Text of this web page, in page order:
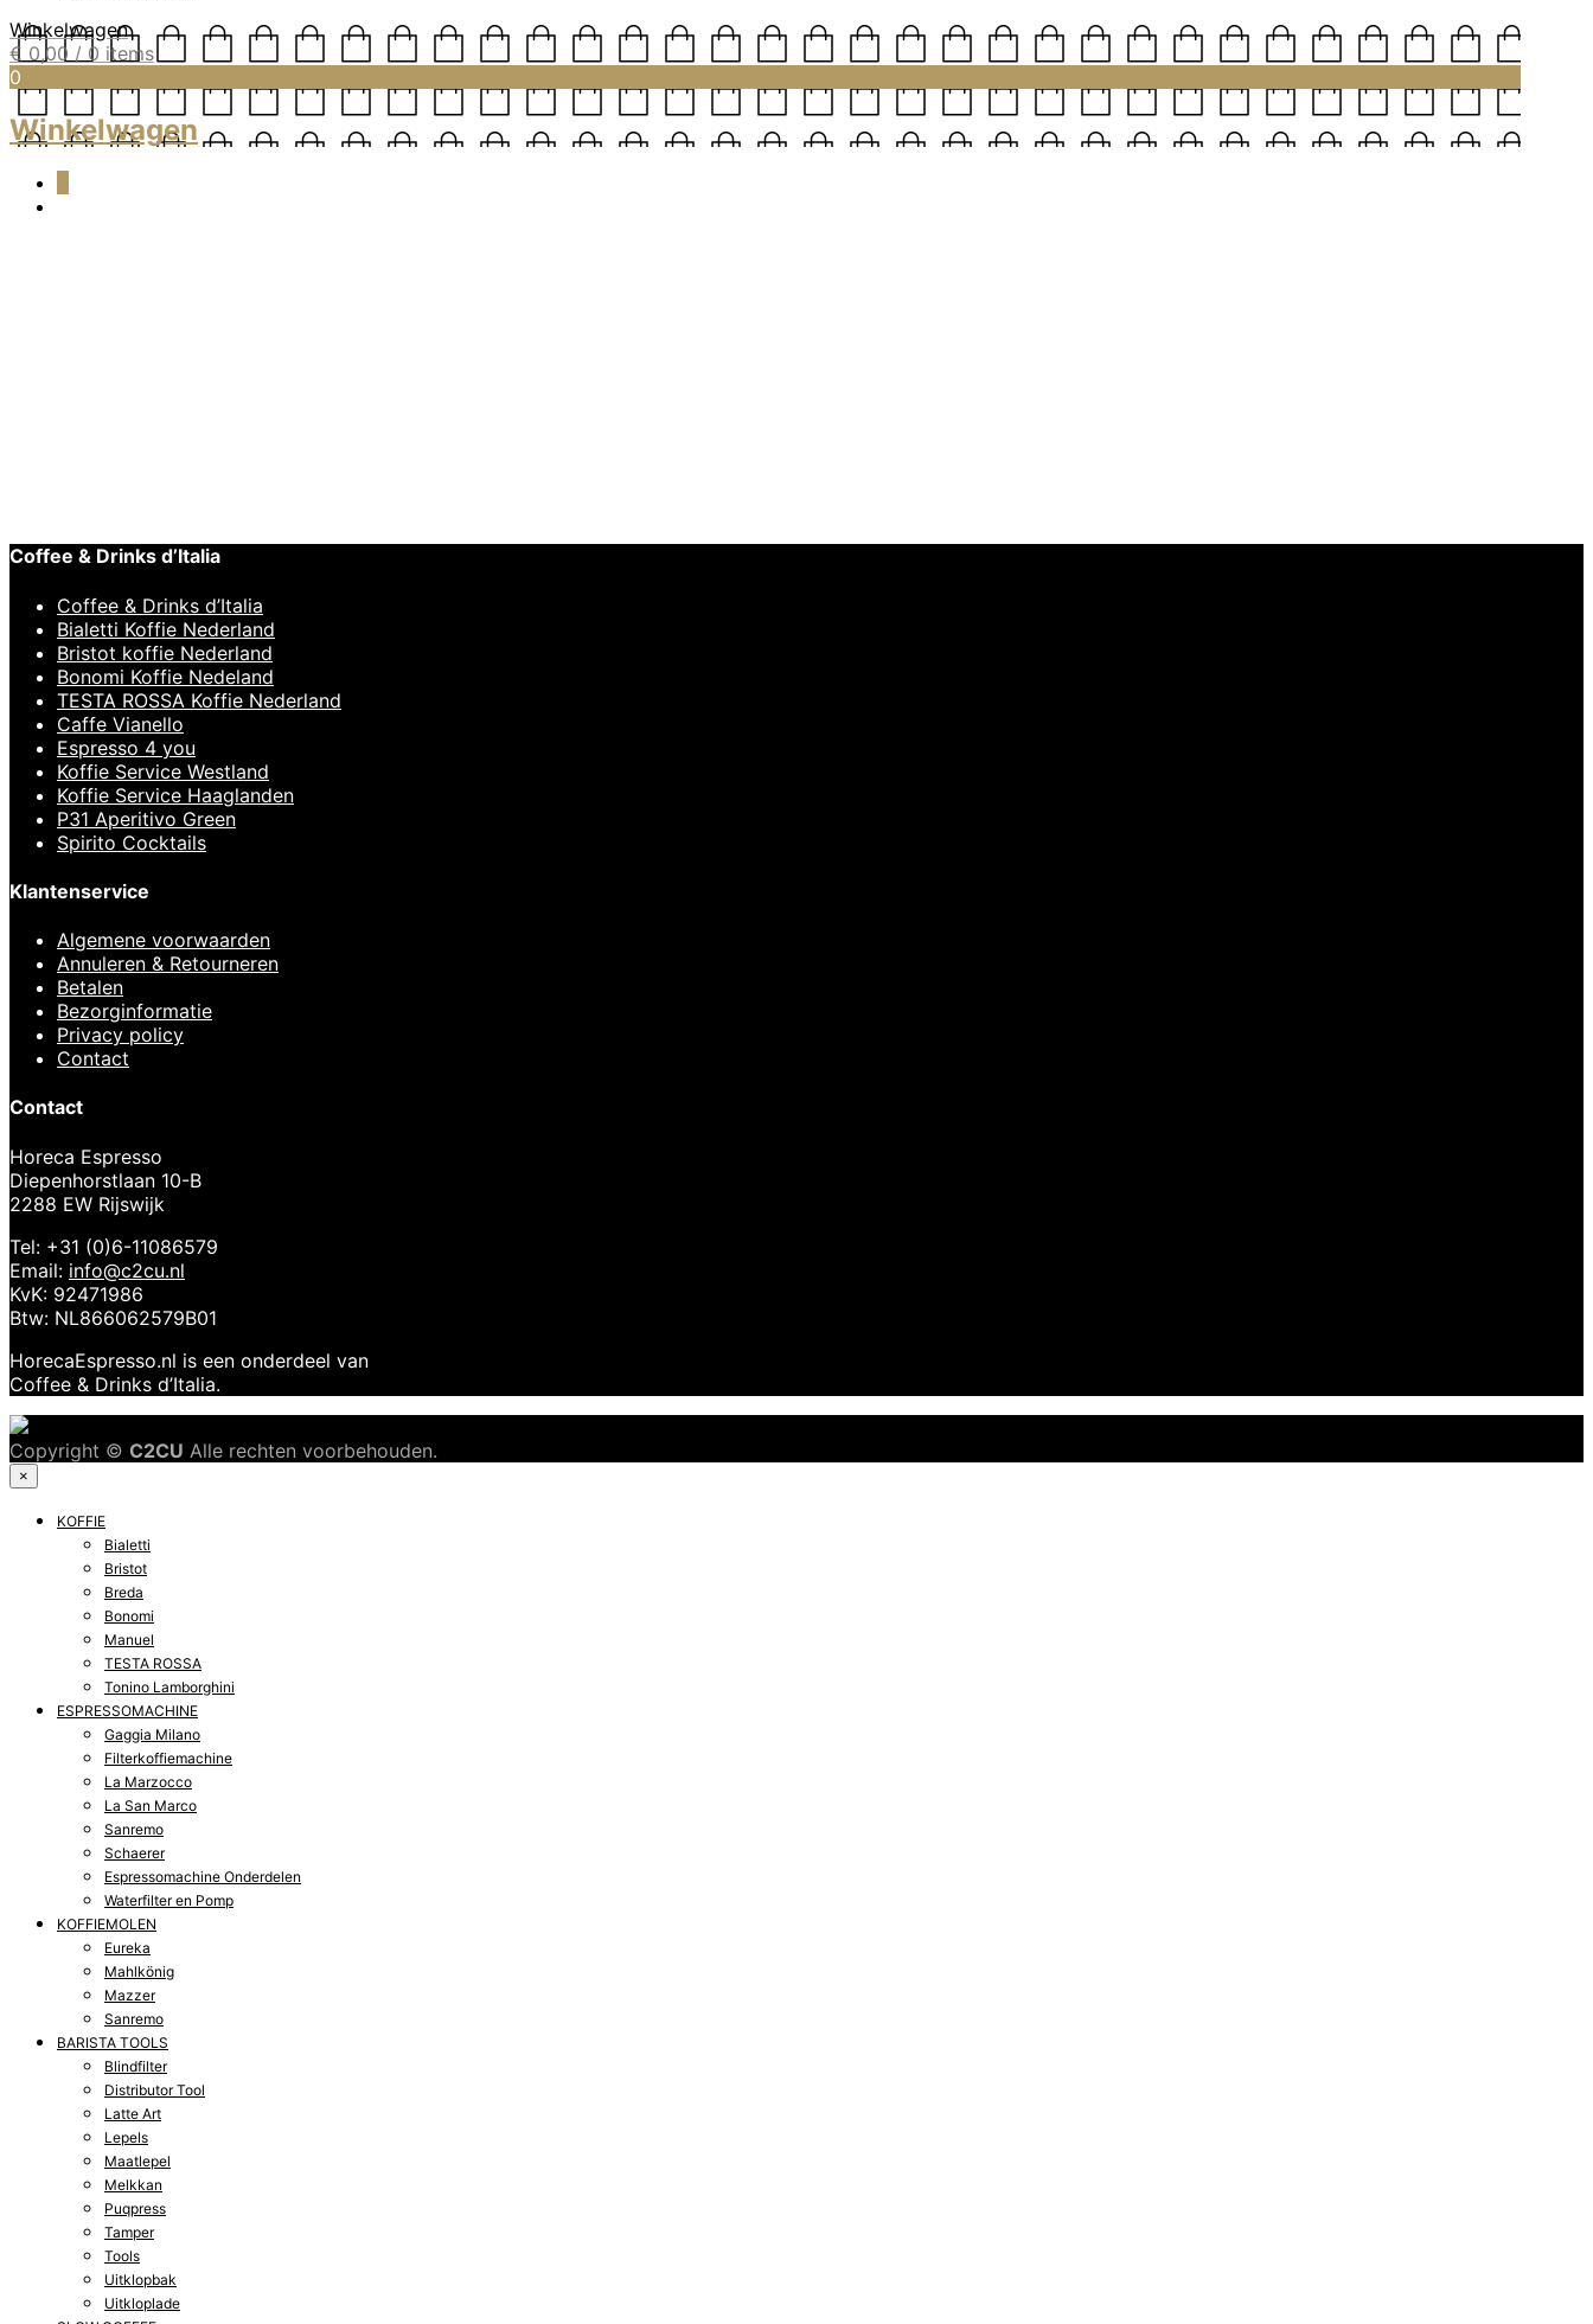
Winkelwagen
€ 0,00 / 0 items
0
Winkelwagen
Coffee & Drinks d’Italia
Coffee & Drinks d’Italia
Bialetti Koffie Nederland
Bristot koffie Nederland
Bonomi Koffie Nedeland
TESTA ROSSA Koffie Nederland
Caffe Vianello
Espresso 4 you
Koffie Service Westland
Koffie Service Haaglanden
P31 Aperitivo Green
Spirito Cocktails
Klantenservice
Algemene voorwaarden
Annuleren & Retourneren
Betalen
Bezorginformatie
Privacy policy
Contact
Contact
Horeca Espresso
Diepenhorstlaan 10-B
2288 EW Rijswijk
Tel: +31 (0)6-11086579
Email: info@c2cu.nl
KvK: 92471986
Btw: NL866062579B01
HorecaEspresso.nl is een onderdeel van
Coffee & Drinks d’Italia.
Copyright © C2CU Alle rechten voorbehouden.
×
KOFFIE
Bialetti
Bristot
Breda
Bonomi
Manuel
TESTA ROSSA
Tonino Lamborghini
ESPRESSOMACHINE
Gaggia Milano
Filterkoffiemachine
La Marzocco
La San Marco
Sanremo
Schaerer
Espressomachine Onderdelen
Waterfilter en Pomp
KOFFIEMOLEN
Eureka
Mahlkönig
Mazzer
Sanremo
BARISTA TOOLS
Blindfilter
Distributor Tool
Latte Art
Lepels
Maatlepel
Melkkan
Puqpress
Tamper
Tools
Uitklopbak
Uitkloplade